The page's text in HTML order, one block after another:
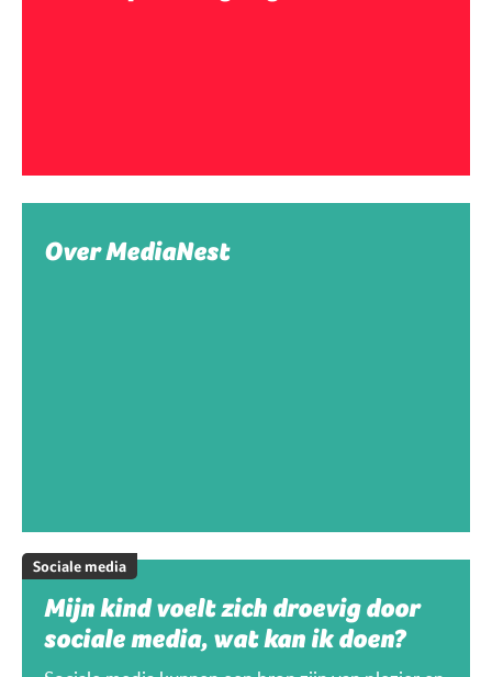
Over MediaNest
Sociale media
Mijn kind voelt zich droevig door
sociale media, wat kan ik doen?